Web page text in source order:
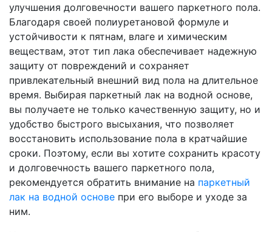
улучшения долговечности вашего паркетного пола.
Благодаря своей полиуретановой формуле и
устойчивости к пятнам, влаге и химическим
веществам, этот тип лака обеспечивает надежную
защиту от повреждений и сохраняет
привлекательный внешний вид пола на длительное
время. Выбирая паркетный лак на водной основе,
вы получаете не только качественную защиту, но и
удобство быстрого высыхания, что позволяет
восстановить использование пола в кратчайшие
сроки. Поэтому, если вы хотите сохранить красоту
и долговечность вашего паркетного пола,
рекомендуется обратить внимание на паркетный
лак на водной основе при его выборе и уходе за
ним.